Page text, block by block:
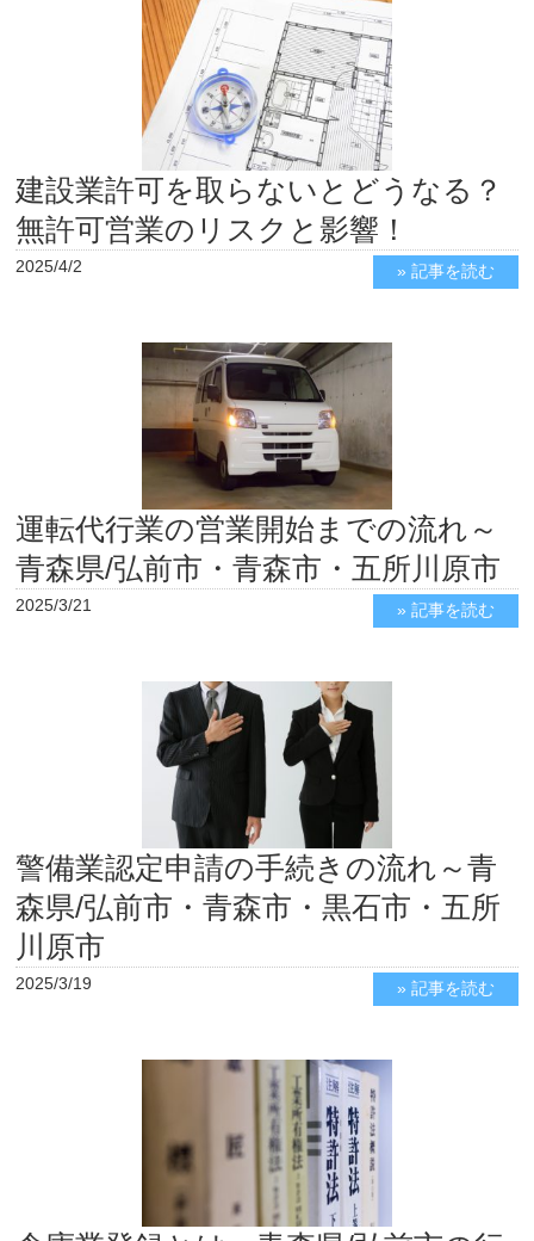
建設業許可を取らないとどうなる？
無許可営業のリスクと影響！
2025/4/2 » 記事を読む
運転代行業の営業開始までの流れ～
青森県/弘前市・青森市・五所川原市
2025/3/21 » 記事を読む
警備業認定申請の手続きの流れ～青
森県/弘前市・青森市・黒石市・五所
川原市
2025/3/19 » 記事を読む